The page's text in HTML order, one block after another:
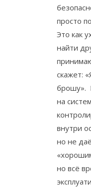
просто
Это как
найти
скажет:
брошу».
на
внутри
но не
но всё